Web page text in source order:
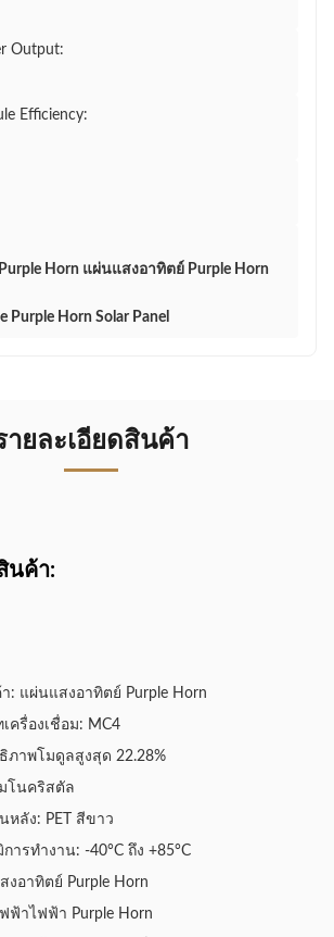
Output:
Efficiency:
Horn แผ่นแสงอาทิตย์ Purple Horn
Purple Horn Solar Panel
ายละเอียดสินค้า
นค้า:
: แผ่นแสงอาทิตย์ Purple Horn
เครื่องเชื่อม: MC4
ภาพโมดูลสูงสุด 22.28%
โนคริสตัล
หลัง: PET สีขาว
ารทํางาน: -40°C ถึง +85°C
งอาทิตย์ Purple Horn
ฟ้าไฟฟ้า Purple Horn